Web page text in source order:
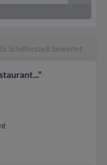
Schifferstadt bewertet